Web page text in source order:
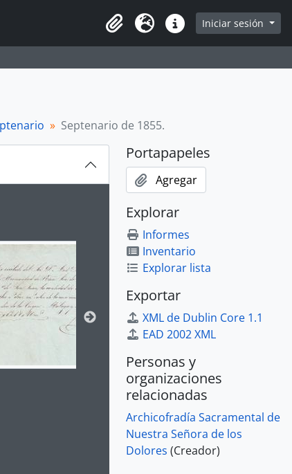
Portapapeles
Idioma Enlaces rápidos
Iniciar sesión
Septenario de 1855.
displayed in the following carousel. Clicking any
this digital object. Advancing the carousel above will
Portapapeles
Agregar
Explorar
Informes
Inventario
Explorar lista
Exportar
XML de Dublin Core 1.1
EAD 2002 XML
Personas y
organizaciones
relacionadas
Archicofradía Sacramental de
Nuestra Señora de los
Dolores (Creador)